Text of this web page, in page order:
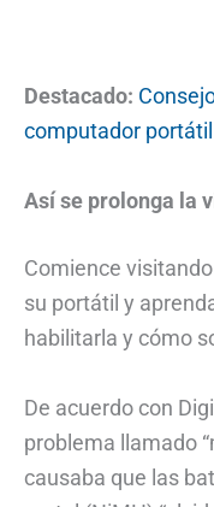
Destacado:
computador portátil
Así se prolonga la
Comience
su portátil y
habilitarla y cómo
De acuerdo con
problema llamado
causaba que las